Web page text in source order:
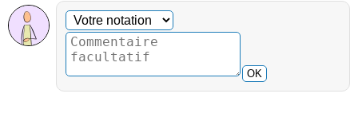
Commentaire facultatif
Votre notation
OK